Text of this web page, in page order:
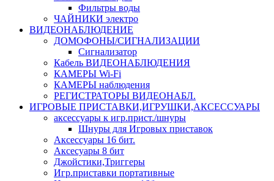
Фильтры воды
ЧАЙНИКИ электро
ВИДЕОНАБЛЮДЕНИЕ
ДОМОФОНЫ/СИГНАЛИЗАЦИИ
Сигнализатор
Кабель ВИДЕОНАБЛЮДЕНИЯ
КАМЕРЫ Wi-Fi
КАМЕРЫ наблюдения
РЕГИСТРАТОРЫ ВИДЕОНАБЛ.
ИГРОВЫЕ ПРИСТАВКИ,ИГРУШКИ,АКСЕССУАРЫ
аксесcуары к игр.прист./шнуры
Шнуры для Игровых приставок
Аксессуары 16 бит.
Аксесуары 8 бит
Джойстики,Триггеры
Игр.приставки портативные